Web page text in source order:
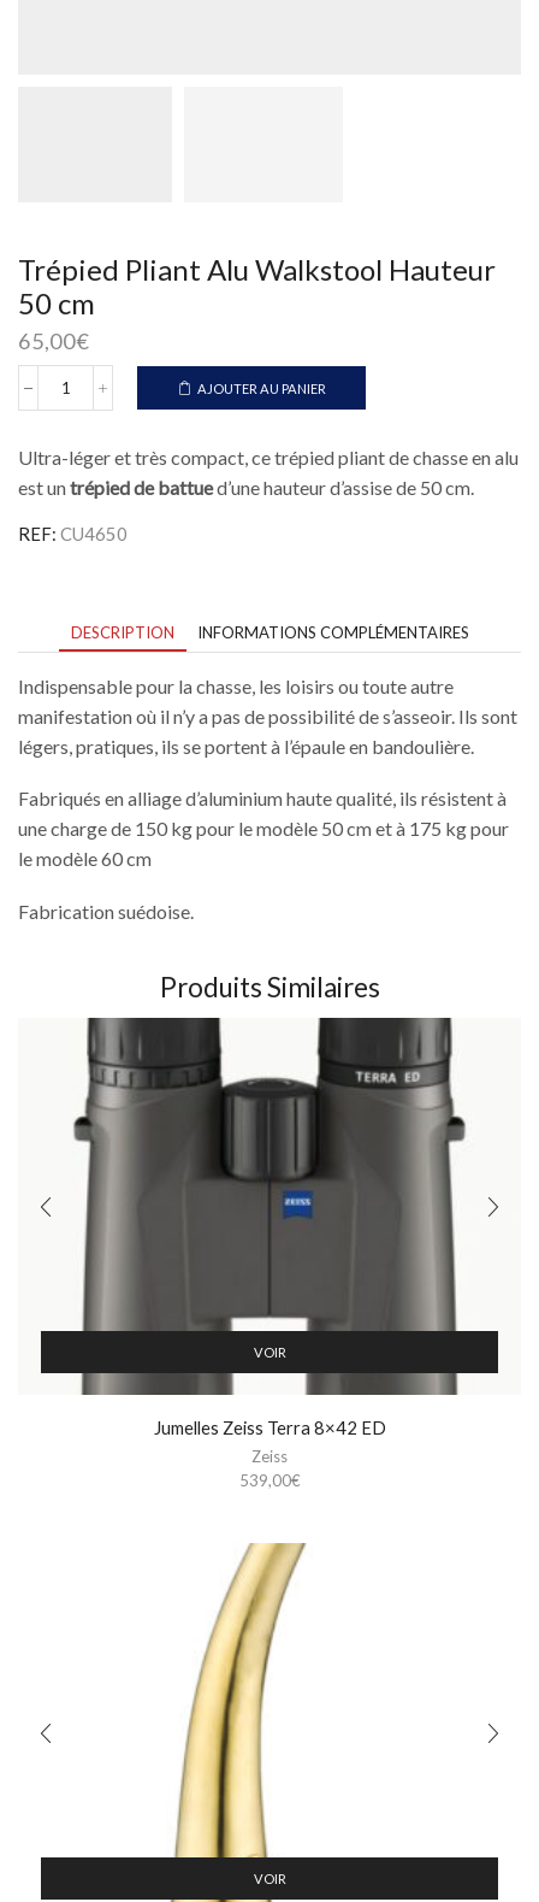
Trépied Pliant Alu Walkstool Hauteur
50 cm
65,00€
quantité
Pliant
Alu
Walkstool
Hauteur
AJOUTER AU PANIER
Ultra-léger et très compact, ce trépied pliant de chasse en alu
est untrépied de battued’une hauteur d’assise de 50 cm.
REF: CU4650
DESCRIPTION INFORMATIONS COMPLÉMENTAIRES
Indispensable pour la chasse, les loisirs ou toute autre
manifestation où il n’y a pas de possibilité de s’asseoir. Ils sont
légers, pratiques, ils se portent à l’épaule en bandoulière.
Fabriqués en alliage d’aluminium haute qualité, ils résistent à
une charge de 150 kg pour le modèle 50 cm et à 175 kg pour
le modèle 60 cm
Fabrication suédoise.
Produits Similaires
VOIR
Jumelles Zeiss Terra 8×42 ED
Zeiss
539,00€
VOIR